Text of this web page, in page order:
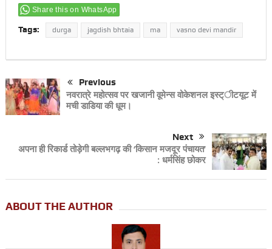
Share this on WhatsApp
Tags: durga jagdish bhtaia ma vasno devi mandir
Previous
नवरात्रे महोत्सव पर खजानी वूमेन्स वोकेशनल इस्ट्ीटयूट में
मची डाडिया की धूम।
Next
अपना ही रिकार्ड तोड़ेगी बल्लभगढ़ की ‘किसान मजदूर पंचायत’
: धर्मसिंह छोकर
ABOUT THE AUTHOR